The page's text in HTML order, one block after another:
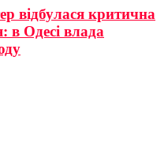
відбулася критична
в Одесі влада